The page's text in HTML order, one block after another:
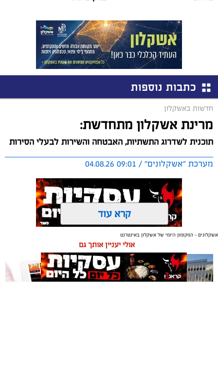
כתבות נוספות
חדשות באשקלון
מרינת אשקלון מתחדשת:
תוכנית לשדרוג התשתיות, האבטחה והשירות לבעלי הסירות
מערכת "אשקלונים" / 09:01 04.08.26
תגים:אשקלון, מרינה
החברה הכלכלית הציגה לנציגי בעלי כלי השייט במרינה
תוכנית השקעה מקיפה הכוללת שדרוג התשתיות, חיזוק
קרא עוד
אשקלונים - המקומון היומי של אשקלון באינטרנט
אולי יעניין אותך גם